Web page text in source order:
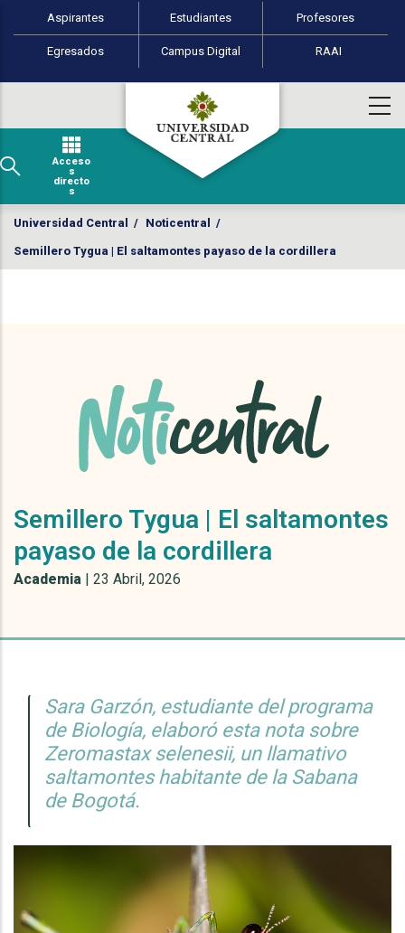
Pasar al contenido principal
Perfiles de usuario
Aspirantes Estudiantes Profesores
Egresados Campus Digital RAAI
Acceso
s
directo
s
Universidad Central / Noticentral /
Semillero Tygua | El saltamontes payaso de la cordillera
Semillero Tygua | El saltamontes
payaso de la cordillera
Academia | 23 Abril, 2026
Sara Garzón, estudiante del programa
de Biología, elaboró esta nota sobre
Zeromastax selenesii, un llamativo
saltamontes habitante de la Sabana
de Bogotá.